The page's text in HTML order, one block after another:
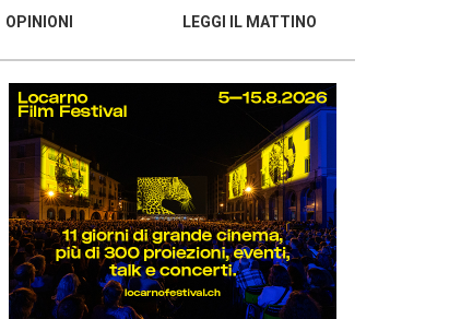
OPINIONI LEGGI IL MATTINO